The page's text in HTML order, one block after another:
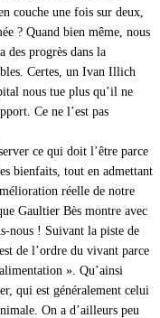
couche une fois sur deux,
? Quand bien même, nous
progrès dans la
Certes, un Ivan Illich
nous tue plus qu’il ne
Ce ne l’est pas
ce qui doit l’être parce
bienfaits, tout en admettant
réelle de notre
Gaultier Bès montre avec
nous ! Suivant la piste de
de l’ordre du vivant parce
». Qu’ainsi
qui est généralement celui
On a d’ailleurs peu